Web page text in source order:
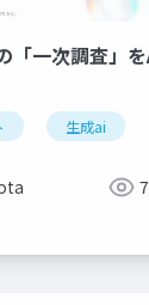
「一次調査」
生成ai